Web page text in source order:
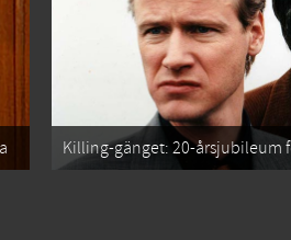
Killing-gänget: 20-årsjubileum